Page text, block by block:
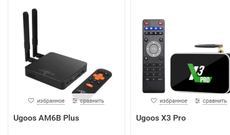
избранное сравнить
Ugoos AM6B Plus
избранное сравнить
Ugoos X3 Pro